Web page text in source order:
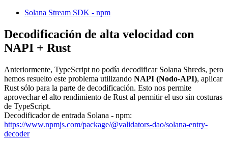
Solana Stream SDK - npm
Decodificación de alta velocidad con
NAPI + Rust
Anteriormente, TypeScript no podía decodificar Solana Shreds, pero
hemos resuelto este problema utilizando NAPI (Nodo-API), aplicar
Rust sólo para la parte de decodificación. Esto nos permite
aprovechar el alto rendimiento de Rust al permitir el uso sin costuras
de TypeScript.
Decodificador de entrada Solana - npm:
https://www.npmjs.com/package/@validators-dao/solana-entry-
decoder